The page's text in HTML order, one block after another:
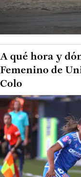
A qué hora y
Femenino de
Colo